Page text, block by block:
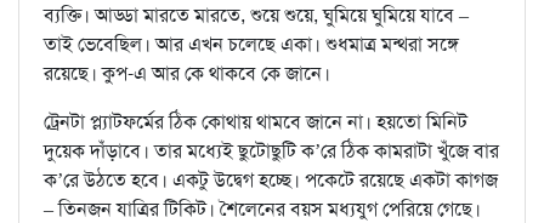
ব্যক্তি। আড্ডা মারতে মারতে, শুয়ে শুয়ে, ঘুমিয়ে ঘুমিয়ে যাবে –
তাই ভেবেছিল। আর এখন চলেছে একা। শুধমাত্র মন্থরা সঙ্গে
রয়েছে। কুপ-এ আর কে থাকবে কে জানে।
ট্রেনটা প্ল‍্যাটফর্মের ঠিক কোথায় থামবে জানে না। হয়তো মিনিট
দুয়েক দাঁড়াবে। তার মধ‍্যেই ছুটোছুটি ক’রে ঠিক কামরাটা খুঁজে বার
ক’রে উঠতে হবে। একটু উদ্বেগ হচ্ছে। পকেটে রয়েছে একটা কাগজ
– তিনজন যাত্রির টিকিট। শৈলেনের বয়স মধ্যযুগ পেরিয়ে গেছে।